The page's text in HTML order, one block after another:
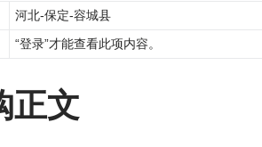
河北-保定-容城县
“登录”才能查看此项内容。
正文